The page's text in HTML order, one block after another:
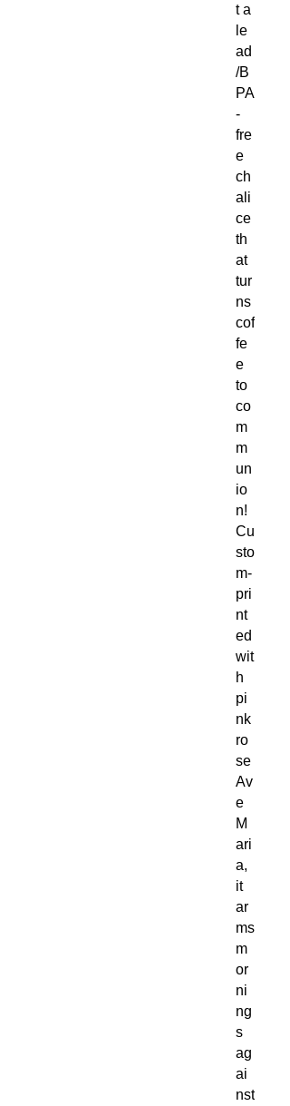
t a
le
ad
/B
PA
-
fre
e
ch
ali
ce
th
at
tur
ns
cof
fe
e
to
co
m
m
un
io
n!
Cu
sto
m-
pri
nt
ed
wit
h
pi
nk
ro
se
Av
e
M
ari
a,
it
ar
ms
m
or
ni
ng
s
ag
ai
nst